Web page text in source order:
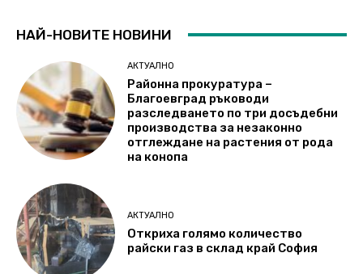
НАЙ-НОВИТЕ НОВИНИ
АКТУАЛНО
Районна прокуратура –
Благоевград ръководи
разследването по три досъдебни
производства за незаконно
отглеждане на растения от рода
на конопа
АКТУАЛНО
Откриха голямо количество
райски газ в склад край София